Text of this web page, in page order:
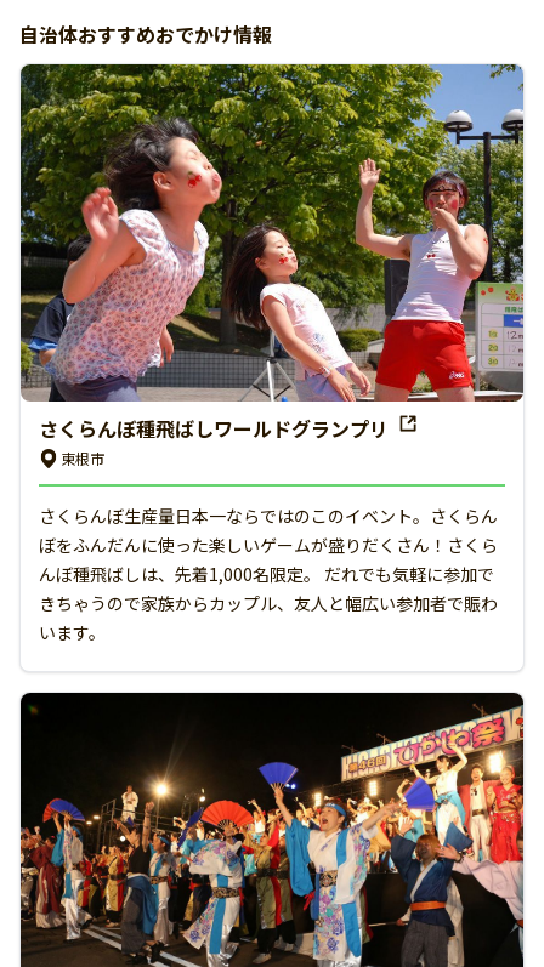
自治体おすすめおでかけ情報
さくらんぼ種飛ばしワールドグランプリ
東根市
さくらんぼ生産量日本一ならではのこのイベント。さくらん
ぼをふんだんに使った楽しいゲームが盛りだくさん！さくら
んぼ種飛ばしは、先着1,000名限定。 だれでも気軽に参加で
きちゃうので家族からカップル、友人と幅広い参加者で賑わ
います。